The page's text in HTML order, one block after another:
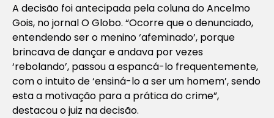
A decisão foi antecipada pela coluna do Ancelmo
Gois, no jornal O Globo. “Ocorre que o denunciado,
entendendo ser o menino ‘afeminado’, porque
brincava de dançar e andava por vezes
‘rebolando’, passou a espancá-lo frequentemente,
com o intuito de ‘ensiná-lo a ser um homem’, sendo
esta a motivação para a prática do crime”,
destacou o juiz na decisão.